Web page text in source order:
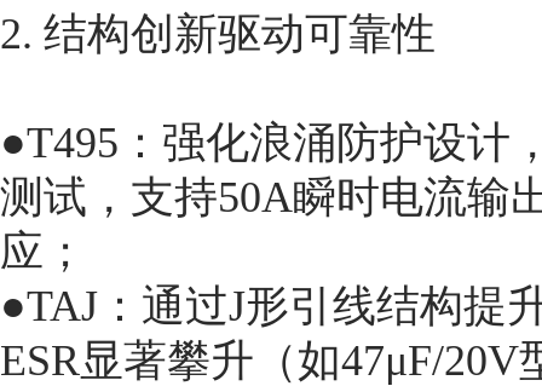
2. 结构创新驱动可靠性
●T495：强化浪涌防护设计
测试，支持50A瞬时电流输
应；
●TAJ：通过J形引线结构提
ESR显著攀升（如47μF/20V